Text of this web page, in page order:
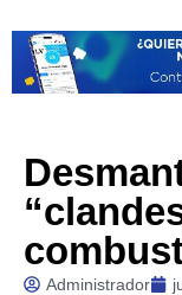
Administrador